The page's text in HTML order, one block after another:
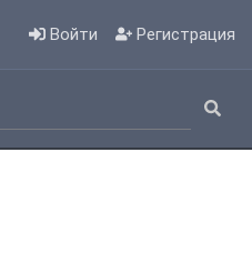
Войти Регистрация